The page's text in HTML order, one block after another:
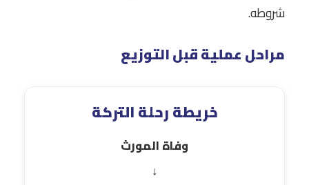
شروطه.
مراحل عملية قبل التوزيع
خريطة رحلة التركة
وفاة المورث
↓